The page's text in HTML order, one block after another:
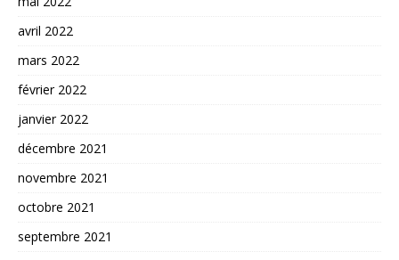
avril 2022
mars 2022
février 2022
janvier 2022
décembre 2021
novembre 2021
octobre 2021
septembre 2021